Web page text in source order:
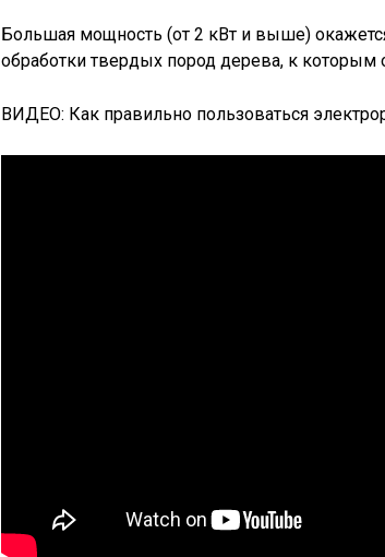
Большая мощность (от 2 кВт и выше)
обработки твердых пород дерева, к которым
ВИДЕО: Как правильно пользоваться